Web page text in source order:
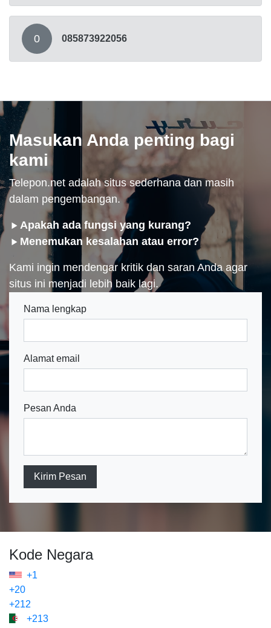
0 085873922056
Masukan Anda penting bagi
kami
Telepon.net adalah situs sederhana dan masih
dalam pengembangan.
Apakah ada fungsi yang kurang?
Menemukan kesalahan atau error?
Kami ingin mendengar kritik dan saran Anda agar
situs ini menjadi lebih baik lagi.
Nama lengkap
Alamat email
Pesan Anda
Kirim Pesan
Kode Negara
+1
+20
+212
+213